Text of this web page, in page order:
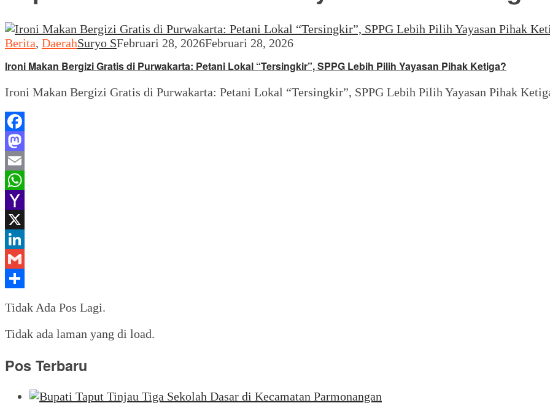
Berita, DaerahSuryo SFebruari 28, 2026Februari 28, 2026
Ironi Makan Bergizi Gratis di Purwakarta: Petani Lokal “Tersingkir”, SPPG Lebih Pilih Yayasan Pihak Ketiga?
Ironi Makan Bergizi Gratis di Purwakarta: Petani Lokal “Tersingkir”, SPPG Lebih Pilih Yayasan Pihak
Facebook
Mastodon
Email
WhatsApp
Yahoo
Mail
X
LinkedIn
Gmail
Tidak Ada Pos Lagi.
Tidak ada laman yang di load.
Pos Terbaru